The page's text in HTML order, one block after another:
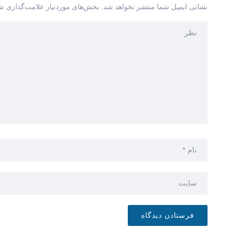
نشانی ایمیل شما منتشر نخواهد شد. بخش‌های موردنیاز علامت‌گذاری